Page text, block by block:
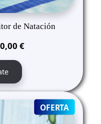
de Natación
€.
€El
140,00 €.
OFERTA
ON